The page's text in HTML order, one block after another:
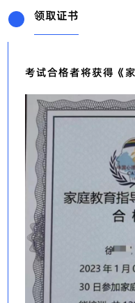
领取证书
考试合格者将获得《